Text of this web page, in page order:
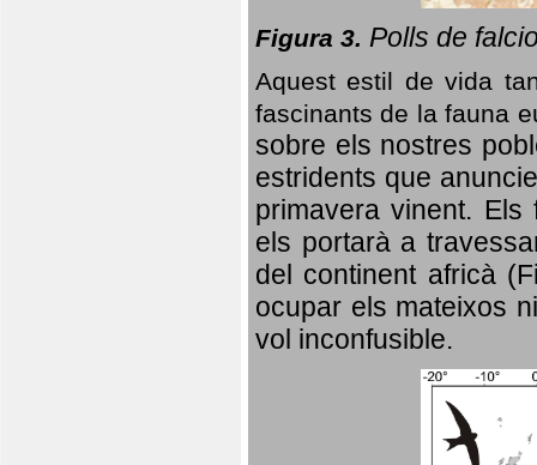
Figura 3. Polls de
Aquest estil de vida
fascinants de la fauna
sobre els nostres
estridents que
primavera vinent. Els
els portarà a
del continent africà
ocupar els mateixos
vol inconfusible.